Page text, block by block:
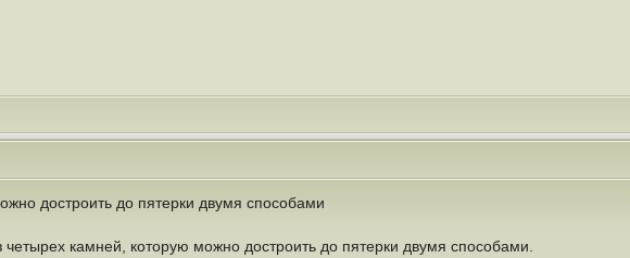
достроить до пятерки двумя способами
четырех камней, которую можно достроить до пятерки двумя способами.